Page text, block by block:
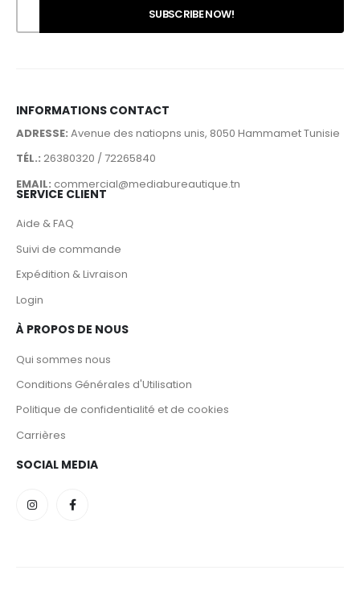
INFORMATIONS CONTACT
ADRESSE: Avenue des natiopns unis, 8050 Hammamet Tunisie
TÉL.: 26380320 / 72265840
EMAIL: commercial@mediabureautique.tn
SERVICE CLIENT
Aide & FAQ
Suivi de commande
Expédition & Livraison
Login
À PROPOS DE NOUS
Qui sommes nous
Conditions Générales d'Utilisation
Politique de confidentialité et de cookies
Carrières
SOCIAL MEDIA